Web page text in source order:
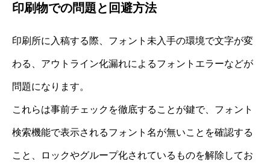
印刷物での問題と回避方法
印刷所に入稿する際、フォント未入手の環境で文字が変
わる、アウトライン化漏れによるフォントエラーなどが
問題になります。
これらは事前チェックを徹底することが鍵で、フォント
検索機能で表示されるフォント名が無いことを確認する
こと、ロックやグループ化されているものを解除してお